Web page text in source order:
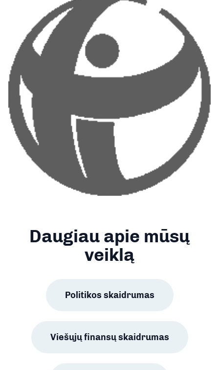
Daugiau apie mūsų
veiklą
Politikos skaidrumas
Viešųjų finansų skaidrumas